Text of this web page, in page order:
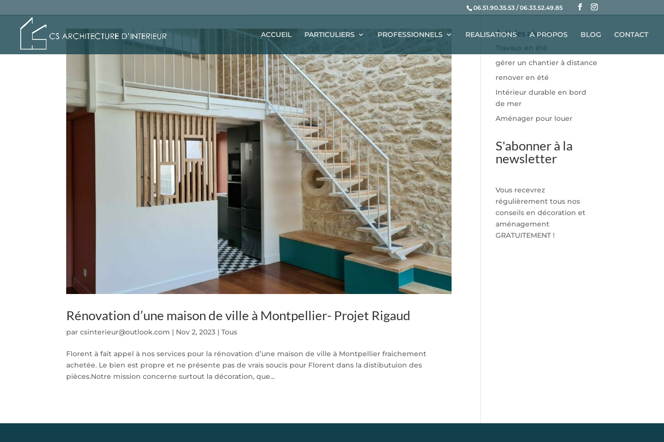
06.51.90.35.53 / 06.33.52.49.85
ACCUEIL PARTICULIERS PROFESSIONNELS REALISATIONS A PROPOS BLOG CONTACT
Rénovation d’une maison de ville à Montpellier- Projet Rigaud
parcsinterieur@outlook.com | Nov 2, 2023 |Tous
Florent à fait appel à nos services pour la rénovation d’une maison de ville à Montpellier fraichement
achetée. Le bien est propre et ne présente pas de vrais soucis pour Florent dans la distibutuion des
pièces.Notre mission concerne surtout la décoration, que...
Articles récents
Travaux en été
gérer un chantier à distance
renover en été
Intérieur durable en bord
de mer
Aménager pour louer
S'abonner à la
newsletter
Vous recevrez
régulièrement tous nos
conseils en décoration et
aménagement
GRATUITEMENT !